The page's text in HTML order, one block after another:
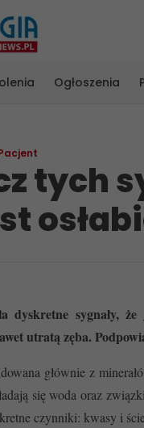
Ogłoszenia
tych
dyskretne sygnały,
utratą zęba.
głównie z
się woda oraz
czynniki: kwasy i